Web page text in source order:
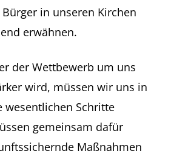
in unseren Kirchen
erwähnen.
der Wettbewerb um uns
wird, müssen wir uns in
wesentlichen Schritte
gemeinsam dafür
Maßnahmen